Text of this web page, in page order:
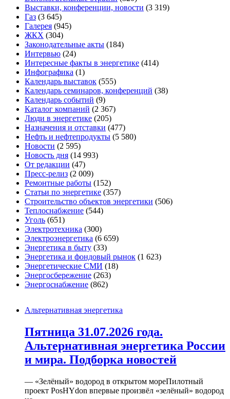
Выставки, конференции, новости (3 319)
Газ (3 645)
Галерея (945)
ЖКХ (304)
Законодательные акты (184)
Интервью (24)
Интересные факты в энергетике (414)
Инфографика (1)
Календарь выставок (555)
Календарь семинаров, конференций (38)
Календарь событий (9)
Каталог компаний (2 367)
Люди в энергетике (205)
Назначения и отставки (477)
Нефть и нефтепродукты (5 580)
Новости (2 595)
Новость дня (14 993)
От редакции (47)
Пресс-релиз (2 009)
Ремонтные работы (152)
Статьи по энергетике (357)
Строительство объектов энергетики (506)
Теплоснабжение (544)
Уголь (651)
Электротехника (300)
Электроэнергетика (6 659)
Энергетика в быту (33)
Энергетика и фондовый рынок (1 623)
Энергетические СМИ (18)
Энергосбережение (263)
Энергоснабжение (862)
Альтернативная энергетика
Пятница 31.07.2026 года.
Альтернативная энергетика России
и мира. Подборка новостей
— «Зелёный» водород в открытом мореПилотный
проект PosHYdon впервые произвёл «зелёный» водород